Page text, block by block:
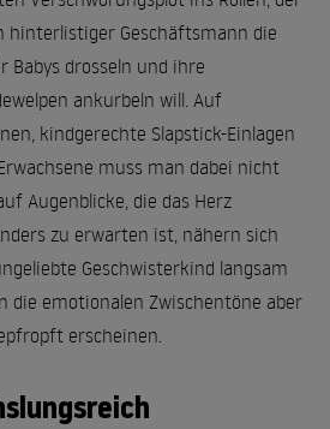
hinterlistiger Geschäftsmann die
Babys drosseln und ihre
ankurbeln will. Auf
kindgerechte Slapstick-Einlagen
muss man dabei nicht
Augenblicke, die das Herz
zu erwarten ist, nähern sich
Geschwisterkind langsam
die emotionalen Zwischentöne aber
erscheinen.